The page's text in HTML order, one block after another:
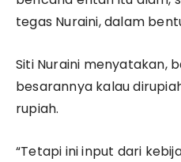
tegas Nuraini, dalam
Siti Nuraini menyatakan,
besarannya kalau
rupiah.
“Tetapi ini input dari